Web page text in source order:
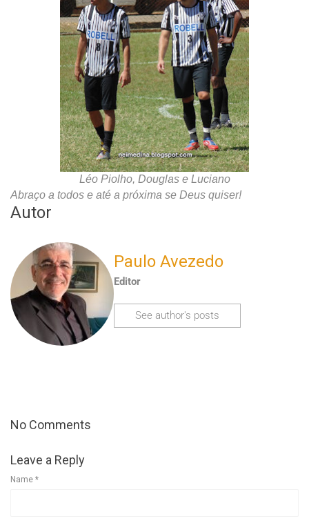
Léo Piolho, Douglas e Luciano
Abraço a todos e até a próxima se Deus quiser!
Autor
Paulo Avezedo
Editor
See author's posts
No Comments
Leave a Reply
Name *